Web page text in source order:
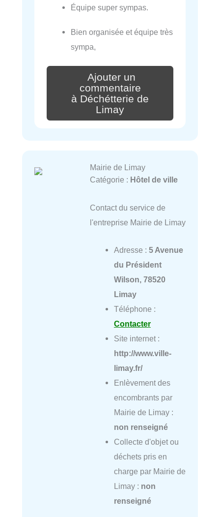
Équipe super sympas.
Bien organisée et équipe très
sympa,
Ajouter un
commentaire
à Déchétterie de
Limay
Mairie de Limay
Catégorie : Hôtel de ville
Contact du service de
l'entreprise Mairie de Limay
Adresse : 5 Avenue
du Président
Wilson, 78520
Limay
Téléphone :
Contacter
Site internet :
http://www.ville-
limay.fr/
Enlèvement des
encombrants par
Mairie de Limay :
non renseigné
Collecte d'objet ou
déchets pris en
charge par Mairie de
Limay : non
renseigné